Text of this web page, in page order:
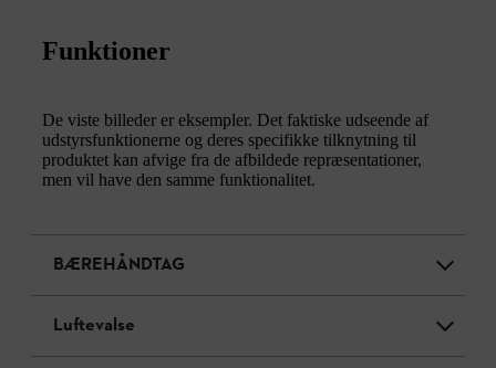
Funktioner
De viste billeder er eksempler. Det faktiske udseende af
udstyrsfunktionerne og deres specifikke tilknytning til
produktet kan afvige fra de afbildede repræsentationer,
men vil have den samme funktionalitet.
BÆREHÅNDTAG
Luftevalse